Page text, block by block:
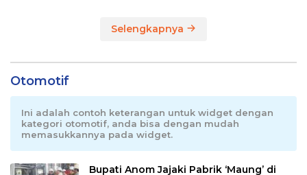
Selengkapnya
Otomotif
Ini adalah contoh keterangan untuk widget dengan
kategori otomotif, anda bisa dengan mudah
memasukkannya pada widget.
Bupati Anom Jajaki Pabrik ‘Maung’ di